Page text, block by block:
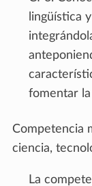
lingüística
fomentar
Competencia
ciencia,
La